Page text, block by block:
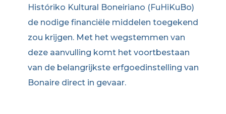
Históriko Kultural Boneiriano (FuHiKuBo)
de nodige financiële middelen toegekend
zou krijgen. Met het wegstemmen van
deze aanvulling komt het voortbestaan
van de belangrijkste erfgoedinstelling van
Bonaire direct in gevaar.